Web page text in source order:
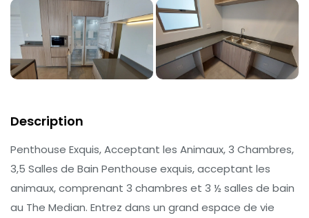
Description
Penthouse Exquis, Acceptant les Animaux, 3 Chambres,
3,5 Salles de Bain Penthouse exquis, acceptant les
animaux, comprenant 3 chambres et 3 ½ salles de bain
au The Median. Entrez dans un grand espace de vie